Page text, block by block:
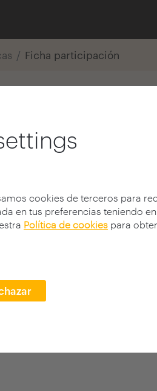
cookies de terceros para
en tus preferencias teniendo
Política de cookies para
Ficha participación
San Sebastián - UPV